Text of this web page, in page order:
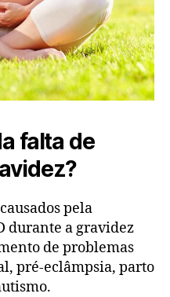
falta de
pela
durante a gravidez
de problemas
pré-eclâmpsia, parto